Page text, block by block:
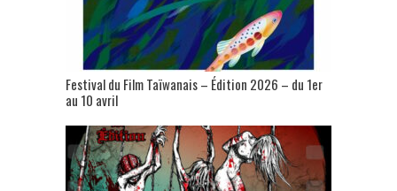
Festival du Film Taïwanais – Édition 2026 – du 1er
au 10 avril